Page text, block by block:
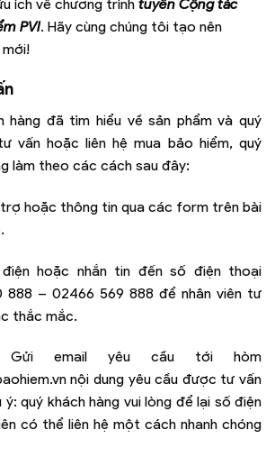
ích về chương trình tuyển Cộng tác
PVI. Hãy cùng chúng tôi tạo nên
hàng đã tìm hiểu về sản phẩm và quý
vấn hoặc liên hệ mua bảo hiểm, quý
làm theo các cách sau đây:
hoặc thông tin qua các form trên bài
hoặc nhắn tin đến số điện thoại
888 – 02466 569 888 để nhân viên tư
thắc mắc.
email yêu cầu tới hòm
nội dung yêu cầu được tư vấn
ý: quý khách hàng vui lòng để lại số điện
có thể liên hệ một cách nhanh chóng